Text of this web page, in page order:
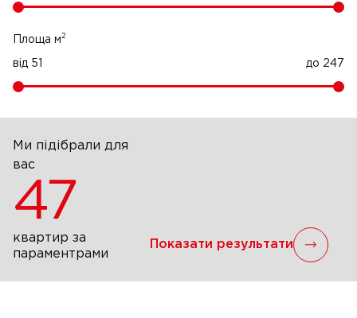
Площа м 2
від 51 до 247
Ми підібрали для
вас
47
квартир за
параментрами
Показати результати